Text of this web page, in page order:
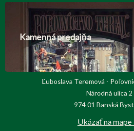
Kamenná predajňa
Ľuboslava Teremová -
Národná ulica 2
974 01 Banská
Ukázať na